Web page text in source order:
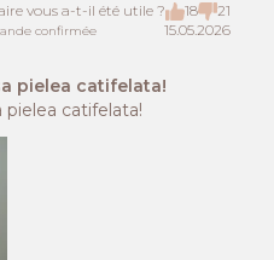
vous a-t-il été utile ? 18 21
confirmée 15.05.2026
pielea catifelata!
pielea catifelata!